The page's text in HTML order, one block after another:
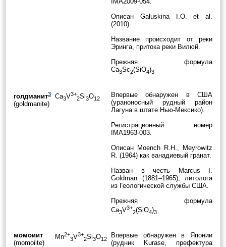
Описан Galuskina I.O. et al.
(2010).
Название происходит от реки
Эринга, притока реки Вилюй.
Прежняя формула
Ca3Sc2(SiO4)3
голдманит3
(goldmanite)
Ca3V3+
2Si3O12
Впервые обнаружен в США
(ураноносный рудный район
Лагуна в штате Нью-Мексико).
Регистрационный номер
IMA1963-003.
Описан Moench R.H., Meyrowitz
R. (1964) как ванадиевый гранат.
Назван в честь Marcus I.
Goldman (1881–1965), литолога
из Геологической службы США.
Прежняя формула
Ca3V3+
2(SiO4)3
момоиит
(momoiite)
Mn2+
3V3+
2Si3O12
Впервые обнаружен в Японии
(рудник Kurase, префектура